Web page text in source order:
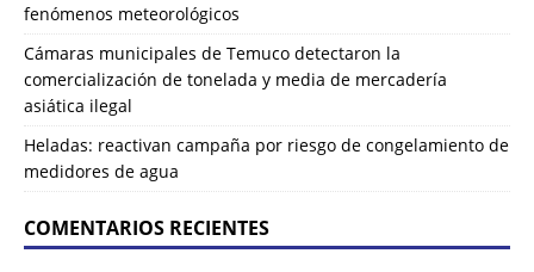
fenómenos meteorológicos
Cámaras municipales de Temuco detectaron la
comercialización de tonelada y media de mercadería
asiática ilegal
Heladas: reactivan campaña por riesgo de congelamiento de
medidores de agua
COMENTARIOS RECIENTES